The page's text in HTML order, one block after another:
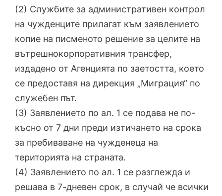
(2) Службите за административен контрол
на чужденците прилагат към заявлението
копие на писменото решение за целите на
вътрешнокорпоративния трансфер,
издадено от Агенцията по заетостта, което
се предоставя на дирекция „Миграция“ по
служебен път.
(3) Заявлението по ал. 1 се подава не по-
късно от 7 дни преди изтичането на срока
за пребиваване на чужденеца на
територията на страната.
(4) Заявлението по ал. 1 се разглежда и
решава в 7-дневен срок, в случай че всички